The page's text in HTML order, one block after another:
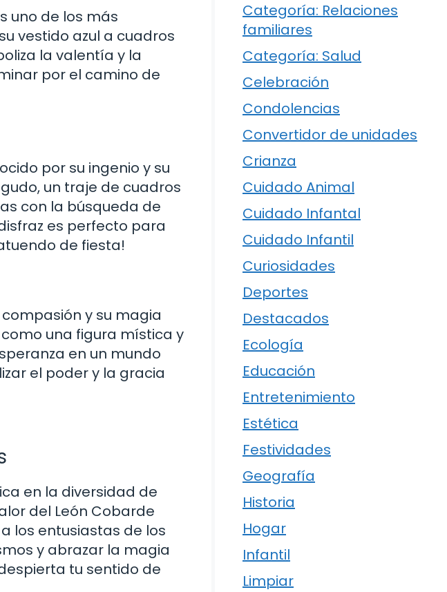
uno de los más
vestido azul a cuadros
la valentía y la
por el camino de
por su ingenio y su
un traje de cuadros
con la búsqueda de
es perfecto para
de fiesta!
y su magia
una figura mística y
en un mundo
el poder y la gracia
en la diversidad de
del León Cobarde
los entusiastas de los
y abrazar la magia
tu sentido de
Categoría: Relaciones
familiares
Categoría: Salud
Celebración
Condolencias
Convertidor de unidades
Crianza
Cuidado Animal
Cuidado Infantal
Cuidado Infantil
Curiosidades
Deportes
Destacados
Ecología
Educación
Entretenimiento
Estética
Festividades
Geografía
Historia
Hogar
Infantil
Limpiar